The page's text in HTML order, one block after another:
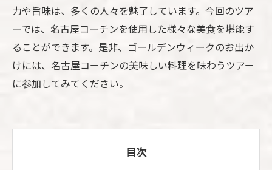
力や旨味は、多くの人々を魅了しています。今回のツア
ーでは、名古屋コーチンを使用した様々な美食を堪能す
ることができます。是非、ゴールデンウィークのお出か
けには、名古屋コーチンの美味しい料理を味わうツアー
に参加してみてください。
目次